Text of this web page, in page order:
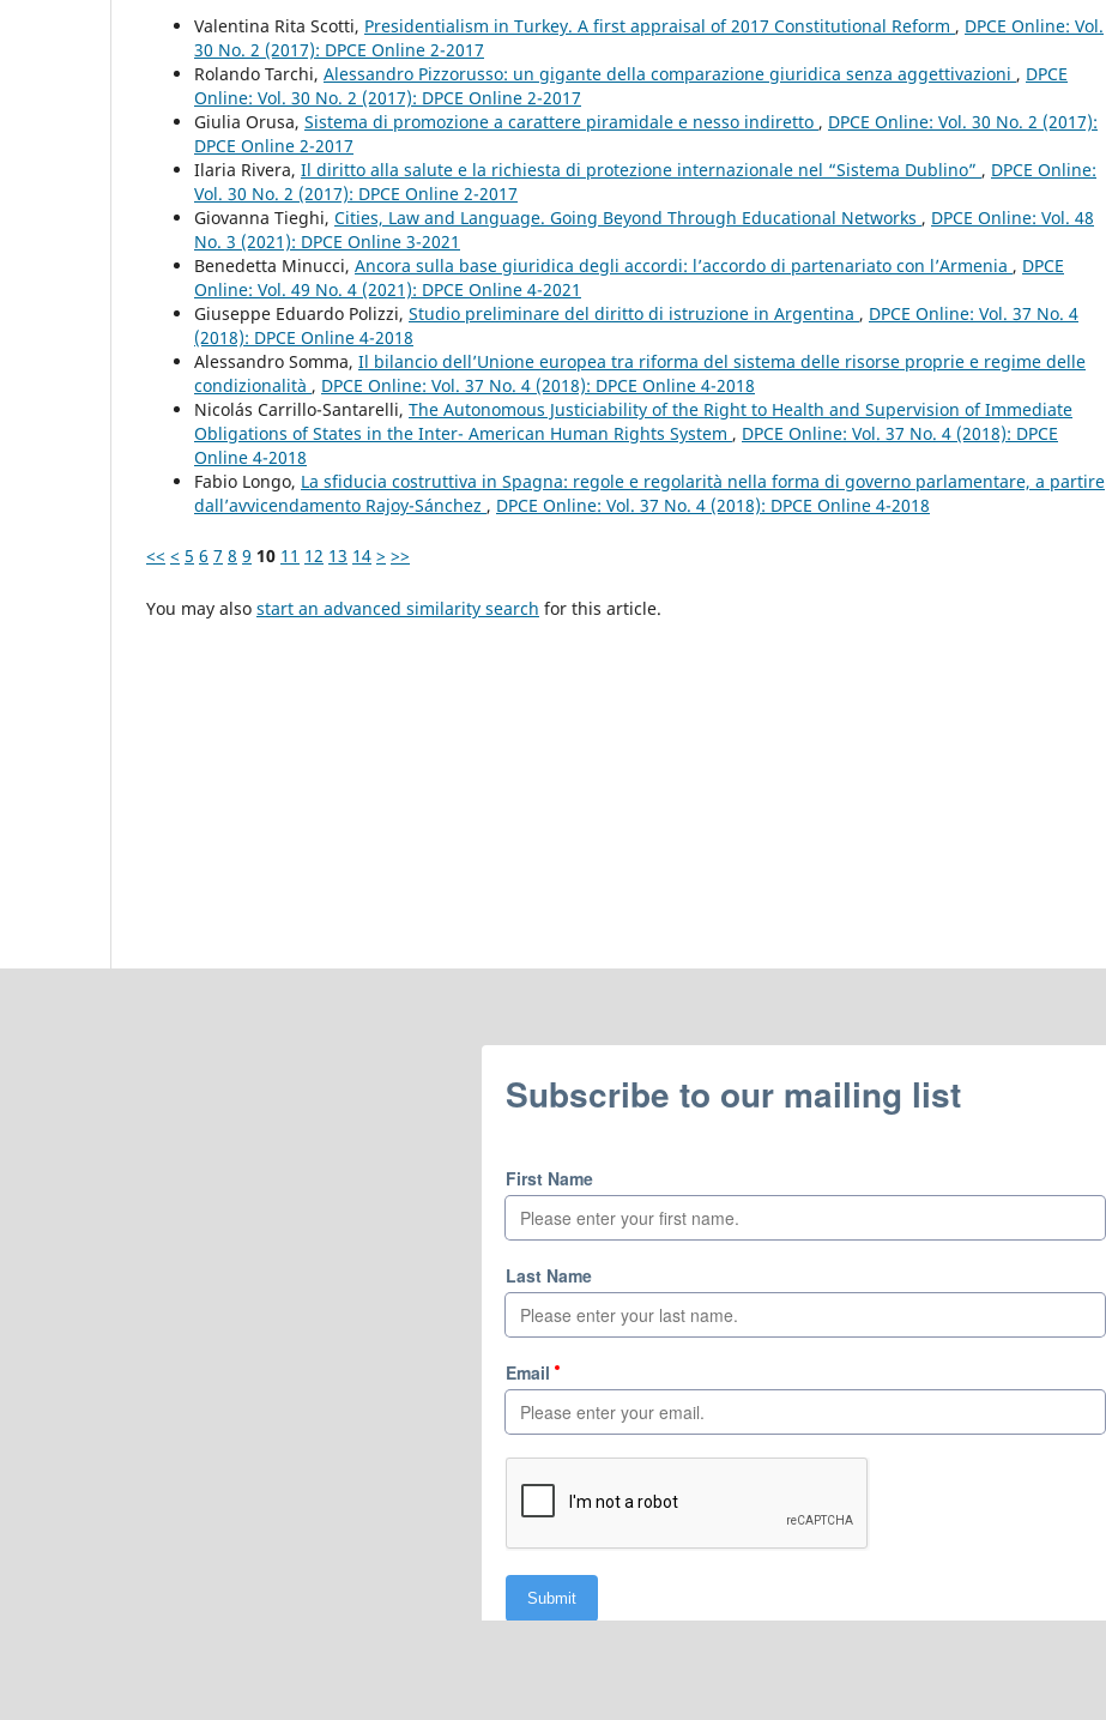
Valentina Rita Scotti, Presidentialism in Turkey. A first appraisal of 2017 Constitutional Reform , DPCE Online: Vol.
30 No. 2 (2017): DPCE Online 2-2017
Rolando Tarchi, Alessandro Pizzorusso: un gigante della comparazione giuridica senza aggettivazioni , DPCE
Online: Vol. 30 No. 2 (2017): DPCE Online 2-2017
Giulia Orusa, Sistema di promozione a carattere piramidale e nesso indiretto , DPCE Online: Vol. 30 No. 2 (2017):
DPCE Online 2-2017
Ilaria Rivera, Il diritto alla salute e la richiesta di protezione internazionale nel “Sistema Dublino” , DPCE Online:
Vol. 30 No. 2 (2017): DPCE Online 2-2017
Giovanna Tieghi, Cities, Law and Language. Going Beyond Through Educational Networks , DPCE Online: Vol. 48
No. 3 (2021): DPCE Online 3-2021
Benedetta Minucci, Ancora sulla base giuridica degli accordi: l’accordo di partenariato con l’Armenia , DPCE
Online: Vol. 49 No. 4 (2021): DPCE Online 4-2021
Giuseppe Eduardo Polizzi, Studio preliminare del diritto di istruzione in Argentina , DPCE Online: Vol. 37 No. 4
(2018): DPCE Online 4-2018
Alessandro Somma, Il bilancio dell’Unione europea tra riforma del sistema delle risorse proprie e regime delle
condizionalità , DPCE Online: Vol. 37 No. 4 (2018): DPCE Online 4-2018
Nicolás Carrillo-Santarelli, The Autonomous Justiciability of the Right to Health and Supervision of Immediate
Obligations of States in the Inter- American Human Rights System , DPCE Online: Vol. 37 No. 4 (2018): DPCE
Online 4-2018
Fabio Longo, La sfiducia costruttiva in Spagna: regole e regolarità nella forma di governo parlamentare, a partire
dall’avvicendamento Rajoy-Sánchez , DPCE Online: Vol. 37 No. 4 (2018): DPCE Online 4-2018
<< < 5 6 7 8 9 10 11 12 13 14 > >>
You may also start an advanced similarity search for this article.